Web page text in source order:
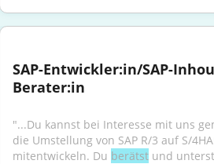
SAP-Entwickler:in/SAP-
Berater:in
"...Du kannst bei Interesse mit uns
die Umstellung von SAP R/3 auf S/
mitentwickeln. Du berätst und